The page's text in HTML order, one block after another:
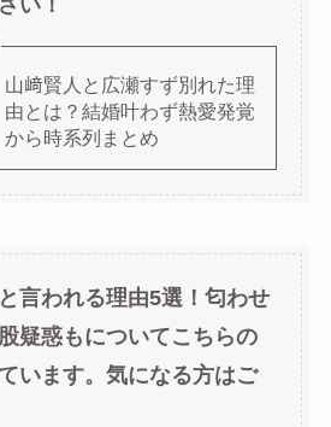
い！
山﨑賢人と広瀬すず別れた理
由とは？結婚叶わず熱愛発覚
から時系列まとめ
言われる理由5選！匂わせ
疑惑もについてこちらの
います。気になる方はご